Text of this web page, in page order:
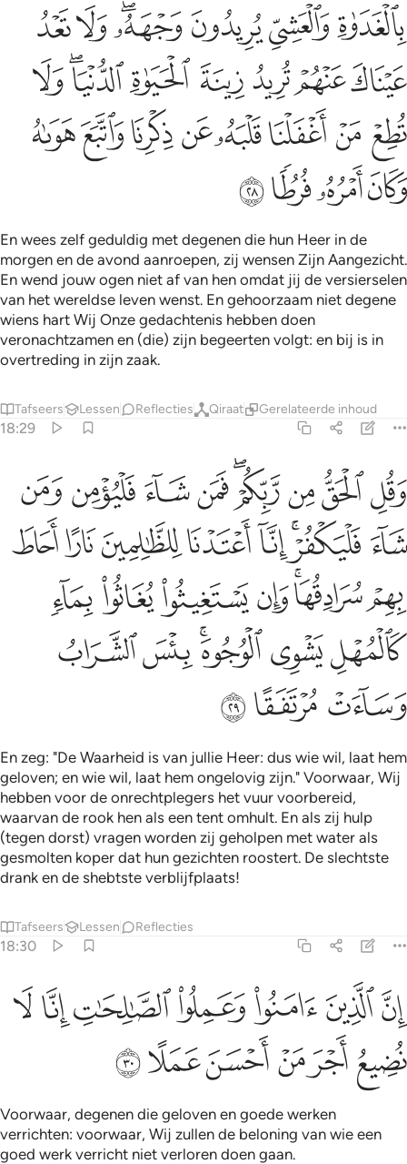
ﱇﱈﱉﱊﱋﱌﱍ
ﱎﱏﱐﱑﱒﱓﱔﱕ
ﱖ ﱗﱘﱙﱚﱛﱜﱝ
ﱞﱟﱠﱡ
En wees zelf geduldig met degenen die hun Heer in de
morgen en de avond aanroepen, zij wensen Zijn Aangezicht.
En wend jouw ogen niet af van hen omdat jij de versierselen
van het wereldse leven wenst. En gehoorzaam niet degene
wiens hart Wij Onze gedachtenis hebben doen
veronachtzamen en (die) zijn begeerten volgt: en bij is in
overtreding in zijn zaak.
Tafseers Lessen Reflecties Qiraat Gerelateerde inhoud
18:29
وقل الحق من ربكم فمن شاء فليومن ومن شاء فليكفر انا اعتدنا
وَقُلِ ٱلْحَقُّ مِن رَّبِّكُمْ ۖ فَمَن شَآءَ فَلْيُؤْمِن وَمَن شَآءَ فَلْيَكْفُرْ ۚ إِنَّآ أَعْتَدْنَا
ﱢﱣﱤﱥﱦﱧﱨﱩﱪ
ﱫﱬﱭﱮﱯﱰﱱﱲ
ﱳﱴﱵﱶﱷﱸﱹ
ﱺﱻﱼﱽﱾﱿ
ﲀ ﲁﲂ
En zeg: "De Waarheid is van jullie Heer: dus wie wil, laat hem
geloven; en wie wil, laat hem ongelovig zijn." Voorwaar, Wij
hebben voor de onrechtplegers het vuur voorbereid,
waarvan de rook hen als een tent omhult. En als zij hulp
(tegen dorst) vragen worden zij geholpen met water als
gesmolten koper dat hun gezichten roostert. De slechtste
drank en de shebtste verblijfplaats!
Tafseers Lessen Reflecties
18:30
ان الذين امنوا وعملوا الصالحات انا لا نضيع اجر من احسن عملا ٣٠
إِنَّ ٱلَّذِينَ ءَامَنُوا۟ وَعَمِلُوا۟ ٱلصَّـٰلِحَـٰتِ إِنَّا لَا نُضِيعُ أَجْرَ مَنْ أَحْسَنَ عَمَلًا
ﲃﲄﲅﲆﲇﲈﲉ
ﲊﲋﲌﲍﲎﲏ
Voorwaar, degenen die geloven en goede werken
verrichten: voorwaar, Wij zullen de beloning van wie een
goed werk verricht niet verloren doen gaan.